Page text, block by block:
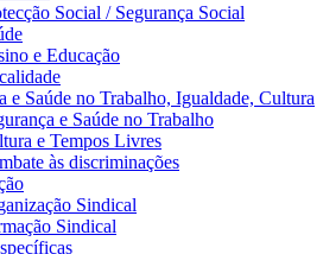
Social / Segurança Social
e Educação
e Saúde no Trabalho, Igualdade, Cultura
e Saúde no Trabalho
e Tempos Livres
às discriminações
Sindical
Sindical